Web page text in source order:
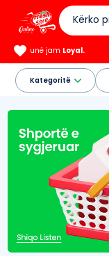
unë jam Loyal.
Kategoritë